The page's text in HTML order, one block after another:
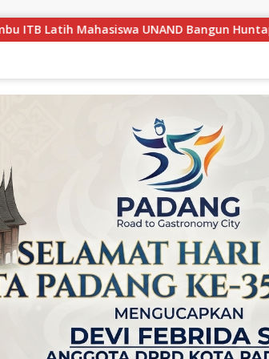
Huntap di Suasso Hill Gunung Nago